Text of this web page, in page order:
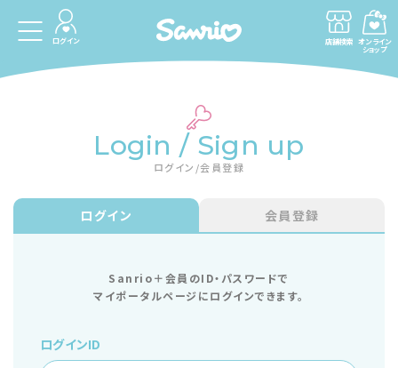
ログイン 店舗検索 オンライン
ショップ
Login / Sign up
ログイン/会員登録
ログイン 会員登録
Sanrio＋会員のID・パスワードで
マイポータルページにログインできます。
ログインID